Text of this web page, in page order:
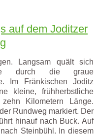
auf dem Joditzer
Langsam quält sich
durch die graue
Im Fränkischen Joditz
kleine, frühherbstliche
Kilometern Länge.
Rundweg markiert. Der
hinauf nach Buck. Auf
Steinbühl. In diesem